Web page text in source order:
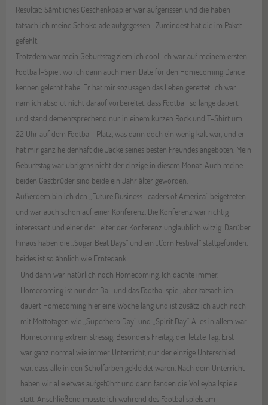
Resultat: Sämtliches Geschenkpapier war aufgerissen und die haben
tatsächlich meine Schokolade aufgegessen... Zumindest hat die im Paket
gefehlt.
Trotzdem war mein Geburtstag ziemlich cool. Ich war auf meinem ersten
Football-Spiel, wo ich dann auch mein Date für den Homecoming Dance
kennen gelernt habe. Er hat mir sozusagen das Leben gerettet. Ich war
nämlich absolut nicht darauf vorbereitet, dass Football so lange dauert,
und stand dementsprechend nur in einem kurzen Rock und T-Shirt um
22 Uhr auf dem Football-Platz, was dann doch ein wenig kalt war, und er
hat mir ganz heldenhaft die Jacke seines besten Freundes angeboten. Mein
Geburtstag war übrigens nicht der einzige in diesem Monat. Auch meine
beiden Gastbrüder sind beide ein Jahr älter geworden.
Außerdem bin ich den „Future Business Leaders of America“ beigetreten
und war auch schon auf einer Konferenz. Die Konferenz war richtig
interessant und einer der Leiter der Konferenz unglaublich witzig. Darüber
hinaus haben die „Sugar Beat Days“ und ein „Corn Festival“ stattgefunden,
beides ist so ähnlich wie Erntedank.
Und dann war natürlich noch Homecoming. Ich dachte immer,
Homecoming ist nur der Ball und das Footballspiel, aber tatsächlich
dauert Homecoming hier eine Woche lang und ist zusätzlich auch noch
mit Mottotagen wie „Superhero Day“ und „Spirit Day“. Alles in allem war
Homecoming extrem stressig. Besonders Freitag, der letzte Tag. Erst
war ganz normal wie immer Unterricht, nur der einzige Unterschied
war, dass alle in den Schulfarben gekleidet waren. Nach dem Unterricht
haben wir alle etwas aufgeführt und dann fanden die Volleyballspiele
statt. Anschließend musste ich während des Footballspiels am